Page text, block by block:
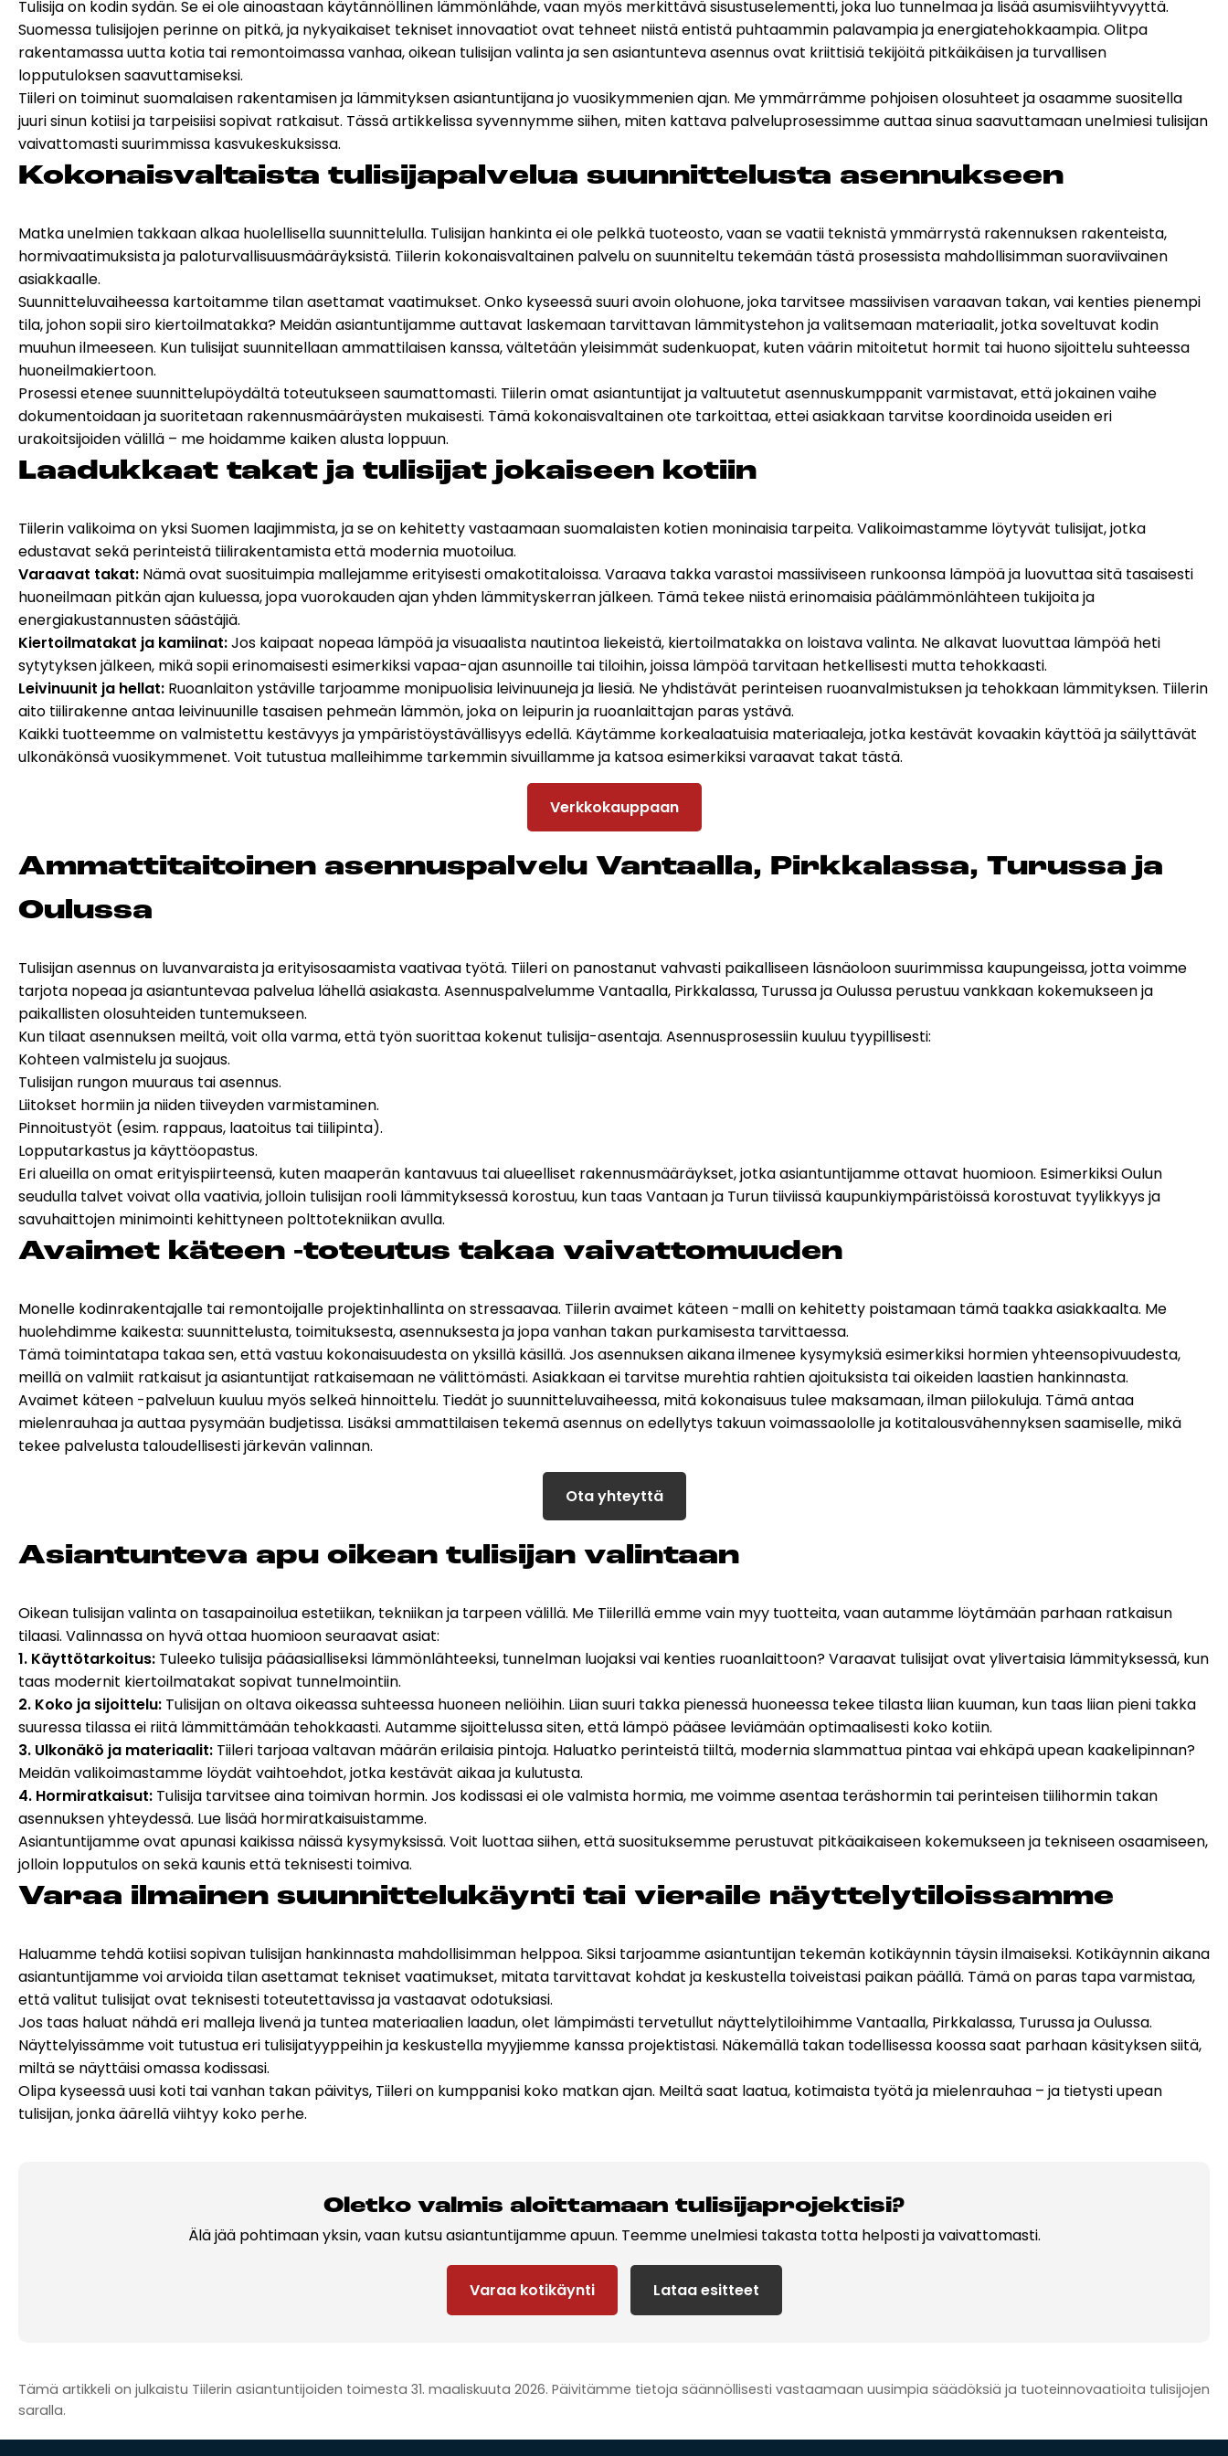
HORMIT
ESITTEET, HINNASTOT
JA OHJEET
TIILERI LASKU
Esitteet, hinnastot ja ohjeet
Tiileri lasku
Kotikäynti
Peruuta verkkokauppatilauksesi
Tulisija on kodin sydän. Se ei ole ainoastaan käytännöllinen lämmönlähde, vaan myös merkittävä sisustuselementti, joka luo tunnelmaa ja lisää asumisviihtyvyyttä.
Suomessa tulisijojen perinne on pitkä, ja nykyaikaiset tekniset innovaatiot ovat tehneet niistä entistä puhtaammin palavampia ja energiatehokkaampia. Olitpa
rakentamassa uutta kotia tai remontoimassa vanhaa, oikean tulisijan valinta ja sen asiantunteva asennus ovat kriittisiä tekijöitä pitkäikäisen ja turvallisen
lopputuloksen saavuttamiseksi.
Tiileri on toiminut suomalaisen rakentamisen ja lämmityksen asiantuntijana jo vuosikymmenien ajan. Me ymmärrämme pohjoisen olosuhteet ja osaamme suositella
juuri sinun kotiisi ja tarpeisiisi sopivat ratkaisut. Tässä artikkelissa syvennymme siihen, miten kattava palveluprosessimme auttaa sinua saavuttamaan unelmiesi tulisijan
vaivattomasti suurimmissa kasvukeskuksissa.
Ko­ko­nais­val­tais­ta tu­li­si­ja­pal­ve­lua suun­nit­te­lus­ta asen­nuk­seen
Matka unelmien takkaan alkaa huolellisella suunnittelulla. Tulisijan hankinta ei ole pelkkä tuoteosto, vaan se vaatii teknistä ymmärrystä rakennuksen rakenteista,
hormivaatimuksista ja paloturvallisuusmääräyksistä. Tiilerin kokonaisvaltainen palvelu on suunniteltu tekemään tästä prosessista mahdollisimman suoraviivainen
asiakkaalle.
Suunnitteluvaiheessa kartoitamme tilan asettamat vaatimukset. Onko kyseessä suuri avoin olohuone, joka tarvitsee massiivisen varaavan takan, vai kenties pienempi
tila, johon sopii siro kiertoilmatakka? Meidän asiantuntijamme auttavat laskemaan tarvittavan lämmitystehon ja valitsemaan materiaalit, jotka soveltuvat kodin
muuhun ilmeeseen. Kun tulisijat suunnitellaan ammattilaisen kanssa, vältetään yleisimmät sudenkuopat, kuten väärin mitoitetut hormit tai huono sijoittelu suhteessa
huoneilmakiertoon.
Prosessi etenee suunnittelupöydältä toteutukseen saumattomasti. Tiilerin omat asiantuntijat ja valtuutetut asennuskumppanit varmistavat, että jokainen vaihe
dokumentoidaan ja suoritetaan rakennusmääräysten mukaisesti. Tämä kokonaisvaltainen ote tarkoittaa, ettei asiakkaan tarvitse koordinoida useiden eri
urakoitsijoiden välillä – me hoidamme kaiken alusta loppuun.
Laa­duk­kaat ta­kat ja tu­li­si­jat jo­kai­seen ko­tiin
Tiilerin valikoima on yksi Suomen laajimmista, ja se on kehitetty vastaamaan suomalaisten kotien moninaisia tarpeita. Valikoimastamme löytyvät tulisijat, jotka
edustavat sekä perinteistä tiilirakentamista että modernia muotoilua.
Varaavat takat: Nämä ovat suosituimpia mallejamme erityisesti omakotitaloissa. Varaava takka varastoi massiiviseen runkoonsa lämpöä ja luovuttaa sitä tasaisesti
huoneilmaan pitkän ajan kuluessa, jopa vuorokauden ajan yhden lämmityskerran jälkeen. Tämä tekee niistä erinomaisia päälämmönlähteen tukijoita ja
energiakustannusten säästäjiä.
Kiertoilmatakat ja kamiinat:Jos kaipaat nopeaa lämpöä ja visuaalista nautintoa liekeistä, kiertoilmatakka on loistava valinta. Ne alkavat luovuttaa lämpöä heti
sytytyksen jälkeen, mikä sopii erinomaisesti esimerkiksi vapaa-ajan asunnoille tai tiloihin, joissa lämpöä tarvitaan hetkellisesti mutta tehokkaasti.
Leivinuunit ja hellat: Ruoanlaiton ystäville tarjoamme monipuolisia leivinuuneja ja liesiä. Ne yhdistävät perinteisen ruoanvalmistuksen ja tehokkaan lämmityksen. Tiilerin
aito tiilirakenne antaa leivinuunille tasaisen pehmeän lämmön, joka on leipurin ja ruoanlaittajan paras ystävä.
Kaikki tuotteemme on valmistettu kestävyys ja ympäristöystävällisyys edellä. Käytämme korkealaatuisia materiaaleja, jotka kestävät kovaakin käyttöä ja säilyttävät
ulkonäkönsä vuosikymmenet. Voit tutustua malleihimme tarkemmin sivuillamme ja katsoa esimerkiksivaraavat takat tästä.
Verkkokauppaan
Am­mat­ti­tai­toi­nen asen­nus­pal­ve­lu Van­taal­la, Pirk­ka­las­sa, Tu­rus­sa ja
Ou­lus­sa
Tulisijan asennus on luvanvaraista ja erityisosaamista vaativaa työtä. Tiileri on panostanut vahvasti paikalliseen läsnäoloon suurimmissa kaupungeissa, jotta voimme
tarjota nopeaa ja asiantuntevaa palvelua lähellä asiakasta. Asennuspalvelumme Vantaalla, Pirkkalassa, Turussa ja Oulussa perustuu vankkaan kokemukseen ja
paikallisten olosuhteiden tuntemukseen.
Kun tilaat asennuksen meiltä, voit olla varma, että työn suorittaa kokenut tulisija-asentaja. Asennusprosessiin kuuluu tyypillisesti:
Kohteen valmistelu ja suojaus.
Tulisijan rungon muuraus tai asennus.
Liitokset hormiin ja niiden tiiveyden varmistaminen.
Pinnoitustyöt (esim. rappaus, laatoitus tai tiilipinta).
Lopputarkastus ja käyttöopastus.
Eri alueilla on omat erityispiirteensä, kuten maaperän kantavuus tai alueelliset rakennusmääräykset, jotka asiantuntijamme ottavat huomioon. Esimerkiksi Oulun
seudulla talvet voivat olla vaativia, jolloin tulisijan rooli lämmityksessä korostuu, kun taas Vantaan ja Turun tiiviissä kaupunkiympäristöissä korostuvat tyylikkyys ja
savuhaittojen minimointi kehittyneen polttotekniikan avulla.
Avai­met kä­teen -to­teu­tus ta­kaa vai­vat­to­muu­den
Monelle kodinrakentajalle tai remontoijalle projektinhallinta on stressaavaa. Tiilerin avaimet käteen -malli on kehitetty poistamaan tämä taakka asiakkaalta. Me
huolehdimme kaikesta: suunnittelusta, toimituksesta, asennuksesta ja jopa vanhan takan purkamisesta tarvittaessa.
Tämä toimintatapa takaa sen, että vastuu kokonaisuudesta on yksillä käsillä. Jos asennuksen aikana ilmenee kysymyksiä esimerkiksi hormienyhteensopivuudesta,
meillä on valmiit ratkaisut ja asiantuntijat ratkaisemaan ne välittömästi. Asiakkaan ei tarvitse murehtia rahtien ajoituksista tai oikeiden laastien hankinnasta.
Avaimet käteen -palveluun kuuluu myös selkeä hinnoittelu. Tiedät jo suunnitteluvaiheessa, mitä kokonaisuus tulee maksamaan, ilman piilokuluja. Tämä antaa
mielenrauhaa ja auttaa pysymään budjetissa. Lisäksi ammattilaisen tekemä asennus on edellytys takuun voimassaololle ja kotitalousvähennyksen saamiselle, mikä
tekee palvelusta taloudellisesti järkevän valinnan.
Ota yhteyttä
Asian­tun­te­va apu oi­kean tu­li­si­jan va­lin­taan
Oikean tulisijan valinta on tasapainoilua estetiikan, tekniikan ja tarpeen välillä. Me Tiilerillä emme vain myy tuotteita, vaan autamme löytämään parhaan ratkaisun
tilaasi. Valinnassa on hyvä ottaa huomioon seuraavat asiat:
1. Käyttötarkoitus: Tuleeko tulisija pääasialliseksi lämmönlähteeksi, tunnelman luojaksi vai kenties ruoanlaittoon? Varaavat tulisijat ovat ylivertaisia lämmityksessä, kun
taas modernit kiertoilmatakat sopivat tunnelmointiin.
2. Koko ja sijoittelu: Tulisijan on oltava oikeassa suhteessa huoneen neliöihin. Liian suuri takka pienessä huoneessa tekee tilasta liian kuuman, kun taas liian pieni takka
suuressa tilassa ei riitä lämmittämään tehokkaasti. Autamme sijoittelussa siten, että lämpö pääsee leviämään optimaalisesti koko kotiin.
3. Ulkonäkö ja materiaalit: Tiileri tarjoaa valtavan määrän erilaisia pintoja. Haluatko perinteistä tiiltä, modernia slammattua pintaa vai ehkäpä upean kaakelipinnan?
Meidän valikoimastamme löydät vaihtoehdot, jotka kestävät aikaa ja kulutusta.
4. Hormiratkaisut: Tulisija tarvitsee aina toimivan hormin. Jos kodissasi ei ole valmista hormia, me voimme asentaa teräshormin tai perinteisen tiilihormin takan
asennuksen yhteydessä. Lue lisää hormiratkaisuistamme.
Asiantuntijamme ovat apunasi kaikissa näissä kysymyksissä. Voit luottaa siihen, että suosituksemme perustuvat pitkäaikaiseen kokemukseen ja tekniseen osaamiseen,
jolloin lopputulos on sekä kaunis että teknisesti toimiva.
Va­raa il­mai­nen suun­nit­te­lu­käyn­ti tai vie­rai­le näyt­te­ly­ti­lois­sam­me
Haluamme tehdä kotiisi sopivan tulisijan hankinnasta mahdollisimman helppoa. Siksi tarjoamme asiantuntijan tekemän kotikäynnin täysin ilmaiseksi. Kotikäynnin aikana
asiantuntijamme voi arvioida tilan asettamat tekniset vaatimukset, mitata tarvittavat kohdat ja keskustella toiveistasi paikan päällä. Tämä on paras tapa varmistaa,
että valitut tulisijat ovat teknisesti toteutettavissa ja vastaavat odotuksiasi.
Jos taas haluat nähdä eri malleja livenä ja tuntea materiaalien laadun, olet lämpimästi tervetullut näyttelytiloihimme Vantaalla, Pirkkalassa, Turussa ja Oulussa.
Näyttelyissämme voit tutustua eri tulisijatyyppeihin ja keskustella myyjiemme kanssa projektistasi. Näkemällä takan todellisessa koossa saat parhaan käsityksen siitä,
miltä se näyttäisi omassa kodissasi.
Olipa kyseessä uusi koti tai vanhan takan päivitys, Tiileri on kumppanisi koko matkan ajan. Meiltä saat laatua, kotimaista työtä ja mielenrauhaa – ja tietysti upean
tulisijan, jonka äärellä viihtyy koko perhe.
Olet­ko val­mis aloit­ta­maan tu­li­si­jap­ro­jek­ti­si?
Älä jää pohtimaan yksin, vaan kutsu asiantuntijamme apuun. Teemme unelmiesi takasta totta helposti ja vaivattomasti.
Varaa kotikäynti Lataa esitteet
Tämä artikkeli on julkaistu Tiilerin asiantuntijoiden toimesta 31. maaliskuuta 2026. Päivitämme tietoja säännöllisesti vastaamaan uusimpia säädöksiä ja tuoteinnovaatioita tulisijojen
saralla.